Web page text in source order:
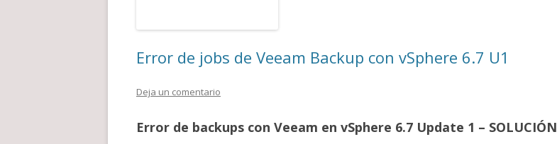
Error de jobs de Veeam Backup con vSphere 6.7 U1
Deja un comentario
Error de backups con Veeam en vSphere 6.7 Update 1 – SOLUCIÓN